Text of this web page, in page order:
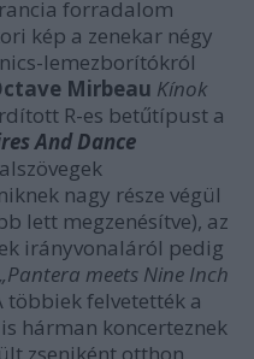
forradalom
kép a zenekar négy
lemezborítókról
Mirbeau Kínok
R-es betűtípust a
And Dance
nagy része végül
lett megzenésítve), az
irányvonaláról pedig
„Pantera meets Nine Inch
többiek felvetették a
hárman koncerteznek